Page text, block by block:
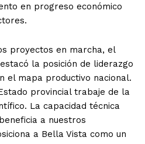
en progreso económico
proyectos en marcha, el
la posición de liderazgo
el mapa productivo nacional.
provincial trabaje de la
La capacidad técnica
a nuestros
a Bella Vista como un